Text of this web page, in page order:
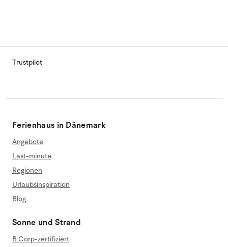
Trustpilot
Ferienhaus in Dänemark
Angebote
Last-minute
Regionen
Urlaubsinspiration
Blog
Sonne und Strand
B Corp-zertifiziert